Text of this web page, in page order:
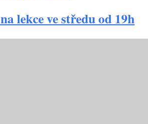
lekce ve středu od 19h